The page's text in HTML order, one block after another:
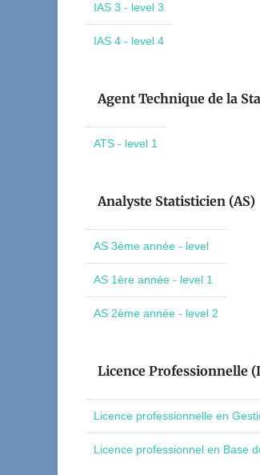
IAS 3 - level 3
IAS 4 - level 4
Agent Technique de la
ATS - level 1
Analyste Statisticien (AS)
AS 3ème année - level
AS 1ère année - level 1
AS 2ème année - level 2
Licence Professionnelle
Licence professionnelle en
Licence professionnel en Base